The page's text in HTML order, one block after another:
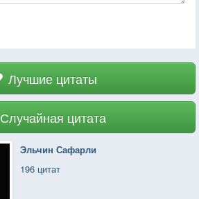
Лучшие цитаты
Случайная цитата
Эльчин Сафарли
196 цитат